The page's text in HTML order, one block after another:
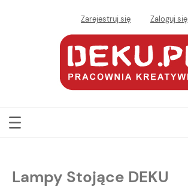
Zarejestruj się Zaloguj się
Lampy Stojące DEKU